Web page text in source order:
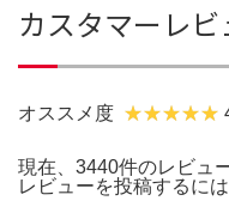
カスタマーレビ
オススメ度
現在、3440件のレビュ
レビューを投稿するには